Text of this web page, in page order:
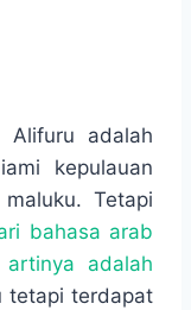
adalah
kepulauan
Tetapi
bahasa arab
adalah
tetapi terdapat